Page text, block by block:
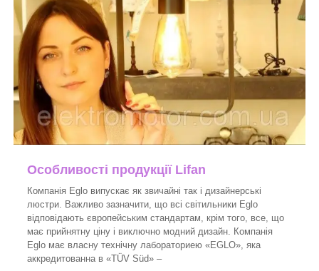
Особливості продукції Lifan
Компанія Eglo випускає як звичайні так і дизайнерські
люстри. Важливо зазначити, що всі світильники Eglo
відповідають європейським стандартам, крім того, все, що
має прийнятну ціну і виключно модний дизайн. Компанія
Eglo має власну технічну лабораториею «EGLO», яка
аккредитованна в «TÜV Süd» –